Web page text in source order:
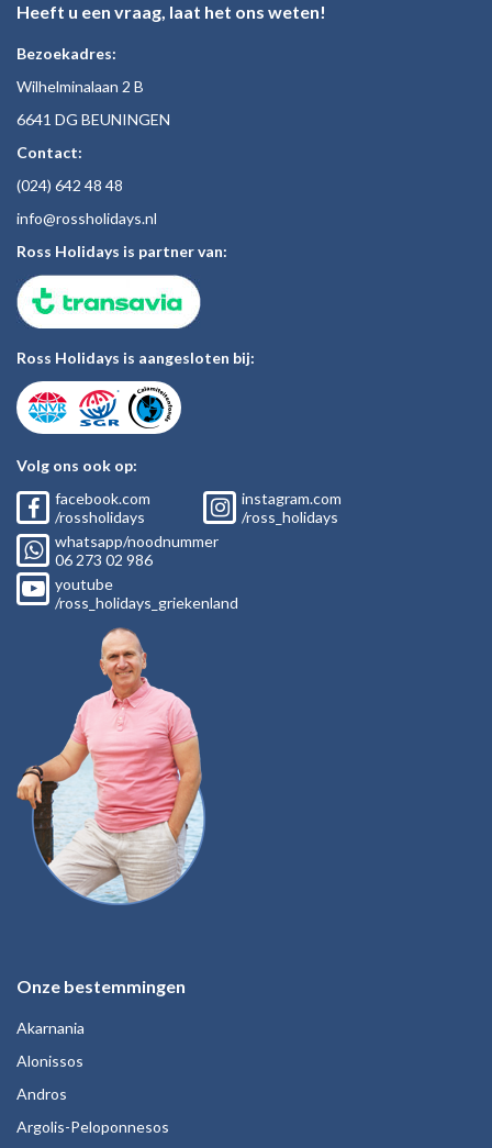
Heeft u een vraag, laat het ons weten!
Bezoekadres:
Wilhelminalaan 2 B
6641 DG BEUNINGEN
Contact:
(024) 642 48 48
info@rossholidays.nl
Ross Holidays is partner van:
Ross Holidays is aangesloten bij:
Volg ons ook op:
facebook.com
/rossholidays
instagram.com
/ross_holidays
whatsapp/noodnummer
06 273 02 986
youtube
/ross_holidays_griekenland
Onze bestemmingen
Akarnania
Alonissos
Andros
Argolis-Peloponnesos